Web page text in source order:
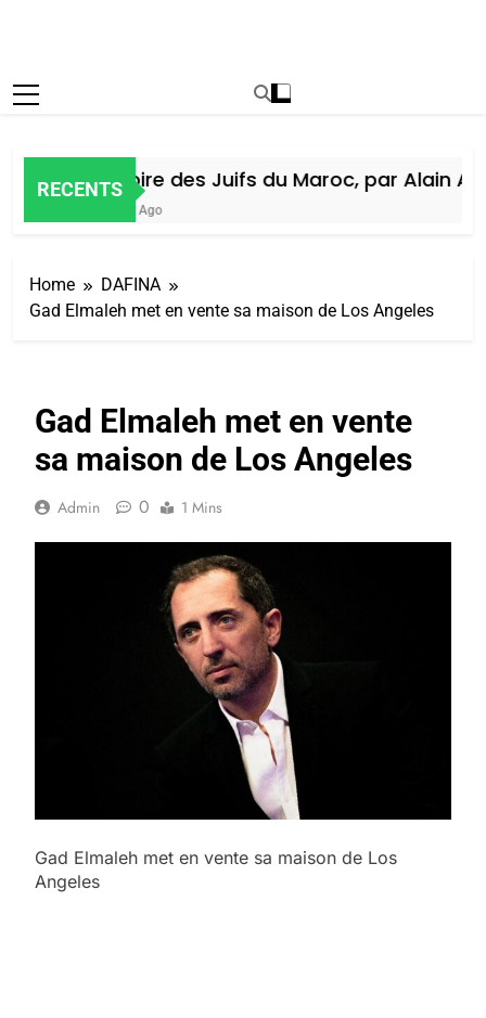
RECENTSHistoire des Juifs du Maroc, par Alain
6 Jours Ago
Home
DAFINA
Gad Elmaleh met en vente sa maison de Los Angeles
Gad Elmaleh met en vente
sa maison de Los Angeles
Admin 0 1 Mins
Gad Elmaleh met en vente sa maison de Los
Angeles